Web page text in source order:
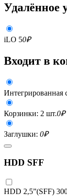
Удалённое
iLO 50₽
Входит в
Интегрированная
Корзинки: 2 шт.0₽
Заглушки: 0₽
HDD SFF
HDD 2,5”(SFF)